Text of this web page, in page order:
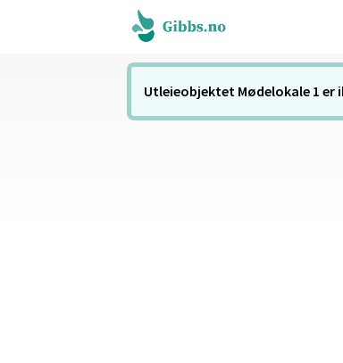
Utleieobjektet Mødelokale 1